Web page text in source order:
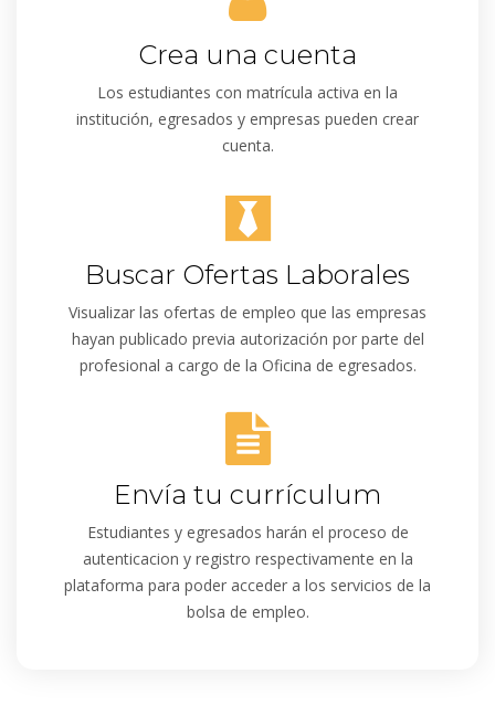
Crea una cuenta
Los estudiantes con matrícula activa en la
institución, egresados y empresas pueden crear
cuenta.
Buscar Ofertas Laborales
Visualizar las ofertas de empleo que las empresas
hayan publicado previa autorización por parte del
profesional a cargo de la Oficina de egresados.
Envía tu currículum
Estudiantes y egresados harán el proceso de
autenticacion y registro respectivamente en la
plataforma para poder acceder a los servicios de la
bolsa de empleo.